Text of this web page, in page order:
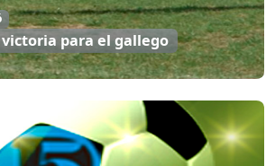
para el gallego